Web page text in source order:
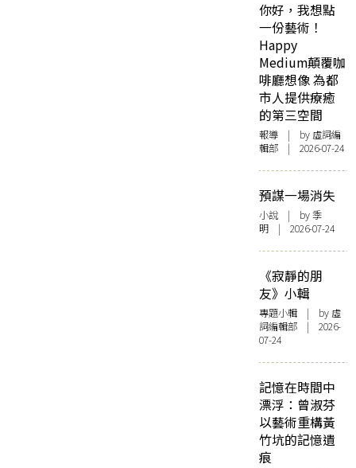
你好，我想點
一份藝術！
Happy
Medium顛覆咖
啡廳想像 為都
市人提供療癒
的第三空間
報導 | by 虛詞編
輯部 | 2026-07-24
預謀一場消失
小說 | by 季
明 | 2026-07-24
《寂靜的朋
友》小輯
專題小輯 | by 虛
詞編輯部 | 2026-
07-24
記憶在時間中
漂浮：曾淑芬
以藝術重構黃
竹坑的記憶遺
痕